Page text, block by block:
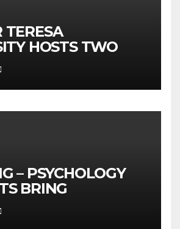
TERESA
HOSTS TWO
EVENTS – MTU
HOLDS
MEETING WITH
– PSYCHOLOGY
BRING
CLOSER